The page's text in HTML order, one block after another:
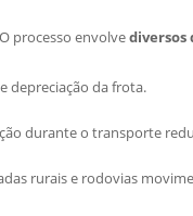
processo envolvediversos
depreciação da frota.
durante o transporte
rurais e rodovias